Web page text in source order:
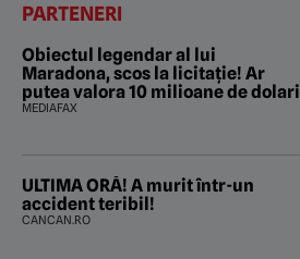
PARTENERI
Obiectul legendar al lui
Maradona, scos la licitație! Ar
putea valora 10 milioane de dolari
MEDIAFAX
ULTIMA ORĂ! A murit într-un
accident teribil!
CANCAN.RO